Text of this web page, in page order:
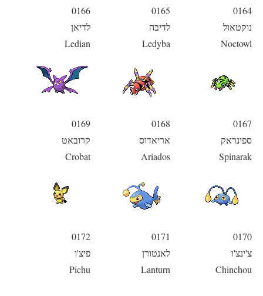
0164
נוקטאול
Noctowl
0165
לדיבה
Ledyba
0166
לדיאן
Ledian
0167
ספינראק
Spinarak
0168
אריאדוס
Ariados
0169
קרובאט
Crobat
0170
צ'ינצ'ו
Chinchou
0171
לאנטורן
Lanturn
0172
פיצ'ו
Pichu